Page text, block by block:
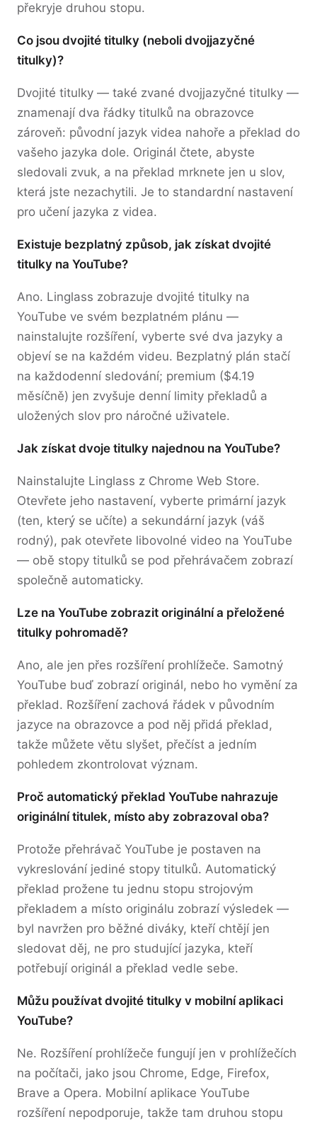
překryje druhou stopu.
Co jsou dvojité titulky (neboli dvojjazyčné
titulky)?
Dvojité titulky — také zvané dvojjazyčné titulky —
znamenají dva řádky titulků na obrazovce
zároveň: původní jazyk videa nahoře a překlad do
vašeho jazyka dole. Originál čtete, abyste
sledovali zvuk, a na překlad mrknete jen u slov,
která jste nezachytili. Je to standardní nastavení
pro učení jazyka z videa.
Existuje bezplatný způsob, jak získat dvojité
titulky na YouTube?
Ano. Linglass zobrazuje dvojité titulky na
YouTube ve svém bezplatném plánu —
nainstalujte rozšíření, vyberte své dva jazyky a
objeví se na každém videu. Bezplatný plán stačí
na každodenní sledování; premium ($4.19
měsíčně) jen zvyšuje denní limity překladů a
uložených slov pro náročné uživatele.
Jak získat dvoje titulky najednou na YouTube?
Nainstalujte Linglass z Chrome Web Store.
Otevřete jeho nastavení, vyberte primární jazyk
(ten, který se učíte) a sekundární jazyk (váš
rodný), pak otevřete libovolné video na YouTube
— obě stopy titulků se pod přehrávačem zobrazí
společně automaticky.
Lze na YouTube zobrazit originální a přeložené
titulky pohromadě?
Ano, ale jen přes rozšíření prohlížeče. Samotný
YouTube buď zobrazí originál, nebo ho vymění za
překlad. Rozšíření zachová řádek v původním
jazyce na obrazovce a pod něj přidá překlad,
takže můžete větu slyšet, přečíst a jedním
pohledem zkontrolovat význam.
Proč automatický překlad YouTube nahrazuje
originální titulek, místo aby zobrazoval oba?
Protože přehrávač YouTube je postaven na
vykreslování jediné stopy titulků. Automatický
překlad prožene tu jednu stopu strojovým
překladem a místo originálu zobrazí výsledek —
byl navržen pro běžné diváky, kteří chtějí jen
sledovat děj, ne pro studující jazyka, kteří
potřebují originál a překlad vedle sebe.
Můžu používat dvojité titulky v mobilní aplikaci
YouTube?
Ne. Rozšíření prohlížeče fungují jen v prohlížečích
na počítači, jako jsou Chrome, Edge, Firefox,
Brave a Opera. Mobilní aplikace YouTube
rozšíření nepodporuje, takže tam druhou stopu